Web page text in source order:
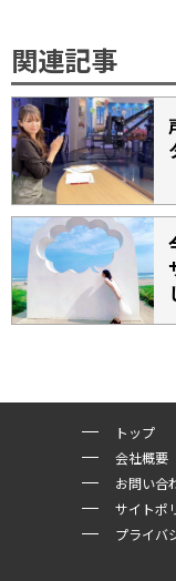
関連記事
トップ
会社概要
お問い合
サイトポ
プライバ